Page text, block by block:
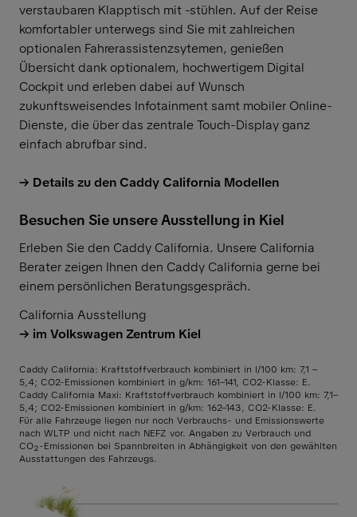
verstaubaren Klapptisch mit -stühlen. Auf der Reise
komfortabler unterwegs sind Sie mit zahlreichen
optionalen Fahrerassistenzsytemen, genießen
Übersicht dank optionalem, hochwertigem Digital
Cockpit und erleben dabei auf Wunsch
zukunftsweisendes Infotainment samt mobiler Online-
Dienste, die über das zentrale Touch-Display ganz
einfach abrufbar sind.
Details zu den Caddy California Modellen
Besuchen Sie unsere Ausstellung in Kiel
Erleben Sie den Caddy California. Unsere California
Berater zeigen Ihnen den Caddy California gerne bei
einem persönlichen Beratungsgespräch.
California Ausstellung
im Volkswagen Zentrum Kiel
Caddy California: Kraftstoffverbrauch kombiniert in l/100 km: 7,1 –
5,4; CO2-Emissionen kombiniert in g/km: 161–141, CO2-Klasse: E.
Caddy California Maxi: Kraftstoffverbrauch kombiniert in l/100 km: 7,1–
5,4; CO2-Emissionen kombiniert in g/km: 162–143, CO2-Klasse: E.
Für alle Fahrzeuge liegen nur noch Verbrauchs- und Emissionswerte
nach WLTP und nicht nach NEFZ vor. Angaben zu Verbrauch und
CO₂-Emissionen bei Spannbreiten in Abhängigkeit von den gewählten
Ausstattungen des Fahrzeugs.